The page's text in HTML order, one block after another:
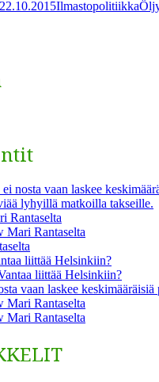
22.10.2015Ilmastopolitiikka
nosta vaan laskee
lyhyillä matkoilla takseille.
Rantaselta
Mari Rantaselta
liittää Helsinkiin?
liittää Helsinkiin?
vaan laskee
Mari Rantaselta
Mari Rantaselta